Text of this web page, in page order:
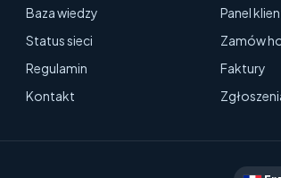
Baza wiedzy
Status sieci
Regulamin
Kontakt
Panel
Zamów
Faktury